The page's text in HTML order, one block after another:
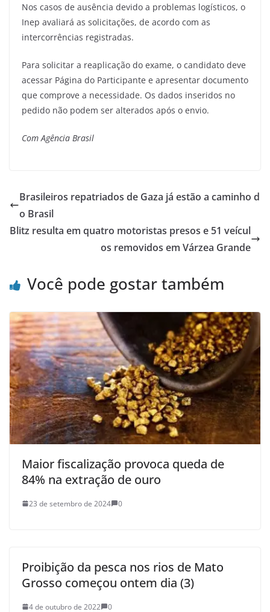
Nos casos de ausência devido a problemas logísticos, o
Inep avaliará as solicitações, de acordo com as
intercorrências registradas.
Para solicitar a reaplicação do exame, o candidato deve
acessar Página do Participante e apresentar documento
que comprove a necessidade. Os dados inseridos no
pedido não podem ser alterados após o envio.
Com Agência Brasil
Brasileiros repatriados de Gaza já estão a caminho d
o Brasil
Blitz resulta em quatro motoristas presos e 51 veícul
os removidos em Várzea Grande
Você pode gostar também
Maior fiscalização provoca queda de
84% na extração de ouro
23 de setembro de 2024 0
Proibição da pesca nos rios de Mato
Grosso começou ontem dia (3)
4 de outubro de 2022 0